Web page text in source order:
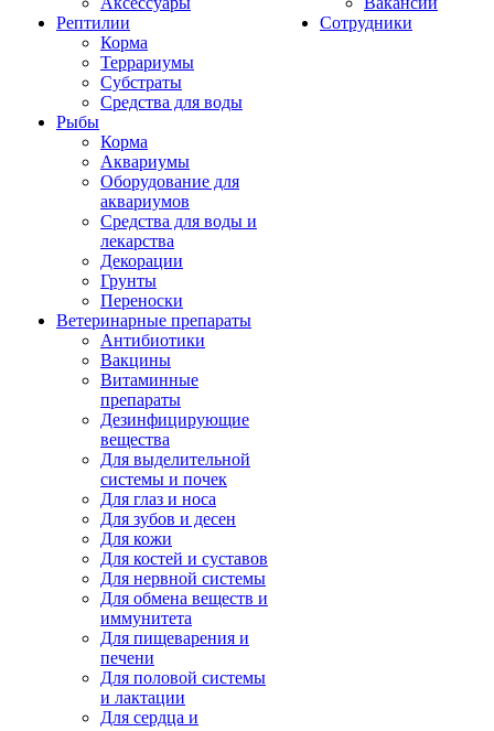
Рептилии
Корма
Террариумы
Субстраты
Средства для воды
Рыбы
Корма
Аквариумы
Оборудование для
аквариумов
Средства для воды и
лекарства
Декорации
Грунты
Переноски
Ветеринарные препараты
Антибиотики
Вакцины
Витаминные
препараты
Дезинфицирующие
вещества
Для выделительной
системы и почек
Для глаз и носа
Для зубов и десен
Для кожи
Для костей и суставов
Для нервной системы
Для обмена веществ и
иммунитета
Для пищеварения и
печени
Для половой системы
и лактации
Для сердца и
Сотрудники